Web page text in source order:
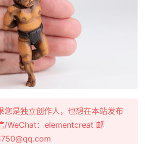
您是独立创作人，也想在本站发布
/WeChat：elementcreat 邮